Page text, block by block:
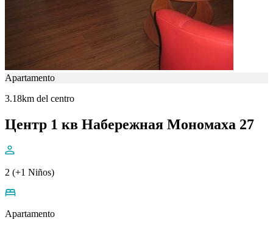
Apartamento
3.18km del centro
Центр 1 кв Набережная Мономаха 27
2 (+1 Niños)
Apartamento